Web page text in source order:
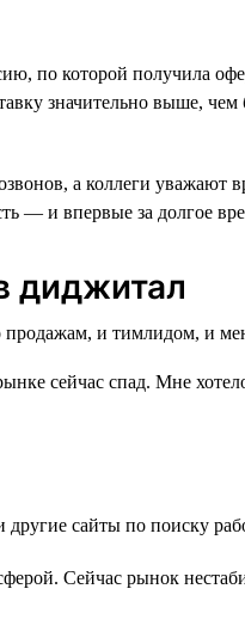
по которой получила
значительно выше, чем
а коллеги уважают
— и впервые за долгое
диджитал
сейчас спад. Мне
сайты по поиску
Сейчас рынок